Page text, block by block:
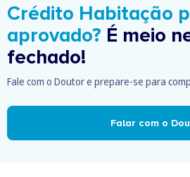
Crédito Habitação
aprovado? É meio
fechado!
Fale com o Doutor e prepare-se para
Falar com o